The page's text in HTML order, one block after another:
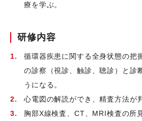
療を学ぶ。
研修内容
循環器疾患に関する全身状態の把
の診察（視診、触診、聴診）と診
うになる。
心電図の解読ができ、精査方法が
胸部X線検査、CT、MRI検査の所